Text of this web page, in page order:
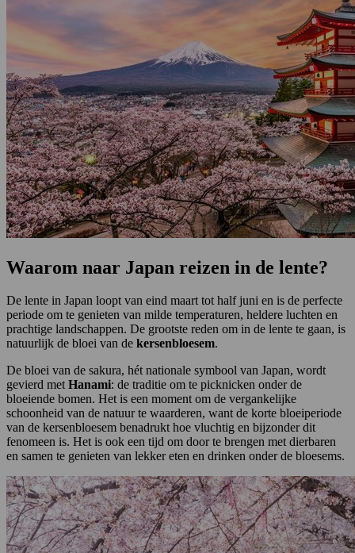
Waarom naar Japan reizen in de lente?
De lente in Japan loopt van eind maart tot half juni en is de perfecte
periode om te genieten van milde temperaturen, heldere luchten en
prachtige landschappen. De grootste reden om in de lente te gaan, is
natuurlijk de bloei van de kersenbloesem.
De bloei van de sakura, hét nationale symbool van Japan, wordt
gevierd metHanami: de traditie om te picknicken onder de
bloeiende bomen. Het is een moment om de vergankelijke
schoonheid van de natuur te waarderen, want de korte bloeiperiode
van de kersenbloesem benadrukt hoe vluchtig en bijzonder dit
fenomeen is. Het is ook een tijd om door te brengen met dierbaren
en samen te genieten van lekker eten en drinken onder de bloesems.